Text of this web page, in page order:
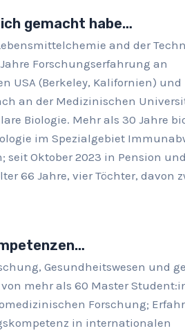
gemacht habe…
and der
Forschungserfahrung an
USA (Berkeley, Kalifornien) und
an der Medizinischen
Biologie. Mehr als 30 Jahre
im Spezialgebiet
Oktober 2023 in Pension
66 Jahre, vier Töchter, davon
Gesundheitswesen und
mehr als 60 Master
Forschung;
in internationalen